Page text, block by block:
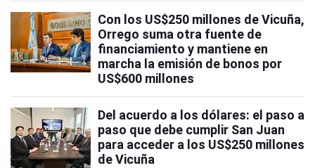
Con los US$250 millones de Vicuña,
Orrego suma otra fuente de
financiamiento y mantiene en
marcha la emisión de bonos por
US$600 millones
Del acuerdo a los dólares: el paso a
paso que debe cumplir San Juan
para acceder a los US$250 millones
de Vicuña